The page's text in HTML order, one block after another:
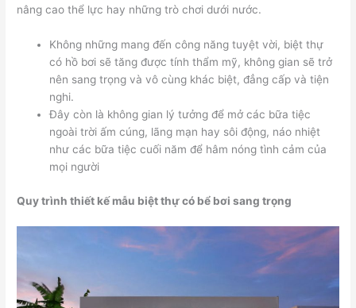
nâng cao thể lực hay những trò chơi dưới nước.
Không những mang đến công năng tuyệt vời, biệt thự
có hồ bơi sẽ tăng được tính thẩm mỹ, không gian sẽ trở
nên sang trọng và vô cùng khác biệt, đẳng cấp và tiện
nghi.
Đây còn là không gian lý tưởng để mở các bữa tiệc
ngoài trời ấm cúng, lãng mạn hay sôi động, náo nhiệt
như các bữa tiệc cuối năm để hâm nóng tình cảm của
mọi người
Quy trình thiết kế mẫu biệt thự có bể bơi sang trọng